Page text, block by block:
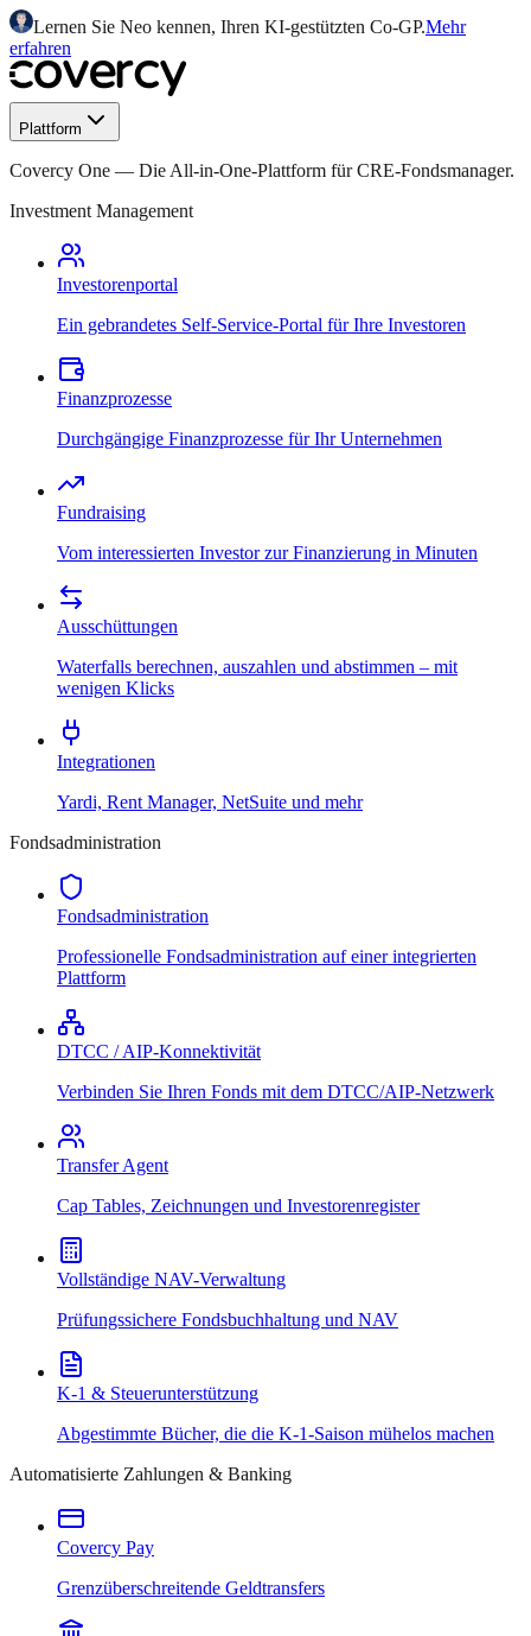
Lernen Sie Neo kennen, Ihren KI-gestützten Co-GP.Mehr
erfahren
Plattform
Covercy One — Die All-in-One-Plattform für CRE-Fondsmanager.
Investment Management
Investorenportal
Ein gebrandetes Self-Service-Portal für Ihre Investoren
Finanzprozesse
Durchgängige Finanzprozesse für Ihr Unternehmen
Fundraising
Vom interessierten Investor zur Finanzierung in Minuten
Ausschüttungen
Waterfalls berechnen, auszahlen und abstimmen – mit
wenigen Klicks
Integrationen
Yardi, Rent Manager, NetSuite und mehr
Fondsadministration
Fondsadministration
Professionelle Fondsadministration auf einer integrierten
Plattform
DTCC / AIP-Konnektivität
Verbinden Sie Ihren Fonds mit dem DTCC/AIP-Netzwerk
Transfer Agent
Cap Tables, Zeichnungen und Investorenregister
Vollständige NAV-Verwaltung
Prüfungssichere Fondsbuchhaltung und NAV
K-1 & Steuerunterstützung
Abgestimmte Bücher, die die K-1-Saison mühelos machen
Automatisierte Zahlungen & Banking
Covercy Pay
Grenzüberschreitende Geldtransfers